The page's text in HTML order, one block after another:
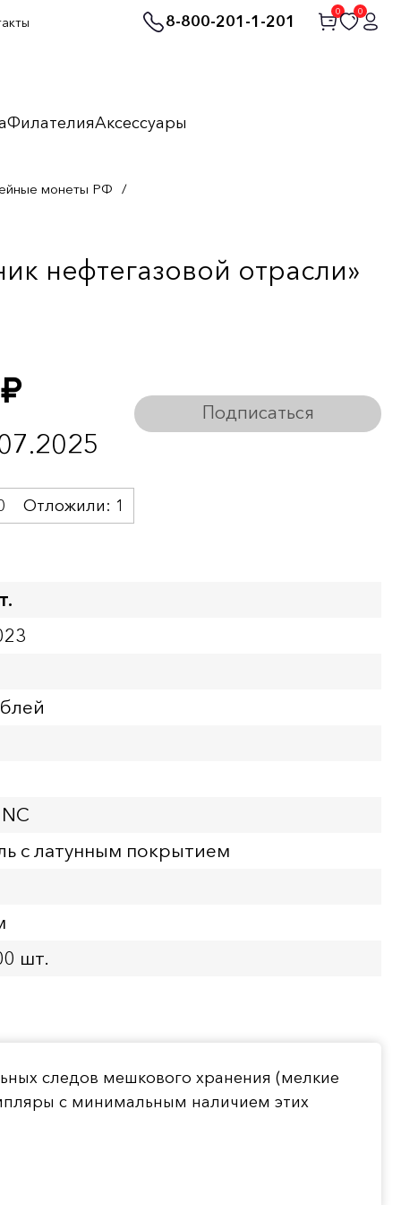
8-800-201-1-201
0 0
ФилателияАксессуары
монеты РФ /
нефтегазовой отрасли»
Подписаться
Отложили: 1
с латунным покрытием
шт.
следов мешкового хранения (мелкие
с минимальным наличием этих